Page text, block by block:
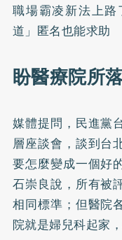
職場霸凌新法上
道」匿名也能求助
盼醫療院所
媒體提問，民進黨
層座談會，談到台
要怎麼變成一個好
石崇良說，所有被
相同標準；但醫院
院就是婦兒科起家